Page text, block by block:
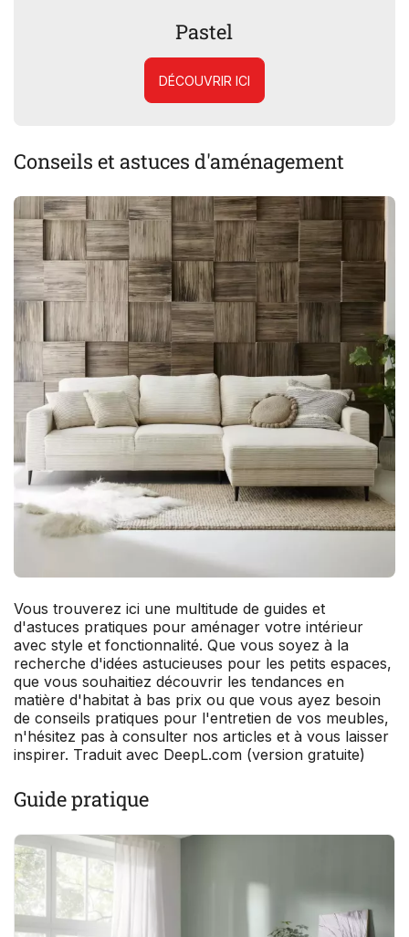
Pastel
DÉCOUVRIR ICI
Conseils et astuces d'aménagement
Vous trouverez ici une multitude de guides et
d'astuces pratiques pour aménager votre intérieur
avec style et fonctionnalité. Que vous soyez à la
recherche d'idées astucieuses pour les petits espaces,
que vous souhaitiez découvrir les tendances en
matière d'habitat à bas prix ou que vous ayez besoin
de conseils pratiques pour l'entretien de vos meubles,
n'hésitez pas à consulter nos articles et à vous laisser
inspirer. Traduit avec DeepL.com (version gratuite)
Guide pratique